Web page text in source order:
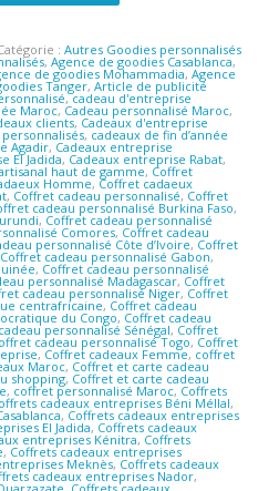
: Autres Goodies personnalisés
, Agence de goodies Casablanca,
de goodies Mohammadia, Agence
Tanger, Article de publicité
,cadeau d'entreprise
Maroc, Cadeau personnalisé Maroc,
clients, Cadeaux d'entreprise
, cadeaux de fin d’année
Agadir, Cadeaux entreprise
El Jadida, Cadeaux entreprise Rabat,
haut de gamme, Coffret
Homme, Coffret cadaeux
, Coffret cadeau personnalisé, Coffret
cadeau personnalisé Burkina Faso,
, Coffret cadeau personnalisé
Comores, Coffret cadeau
personnalisé Côte d’Ivoire, Coffret
Coffret cadeau personnalisé Gabon,
, Coffret cadeau personnalisé
personnalisé Madagascar, Coffret
cadeau personnalisé Niger, Coffret
centrafricaine, Coffret cadeau
du Congo, Coffret cadeau
personnalisé Sénégal, Coffret
cadeau personnalisé Togo, Coffret
, Coffret cadeaux Femme, coffret
Maroc, Coffret et carte cadeau
shopping, Coffret et carte cadeau
, coffret personnalisé Maroc, Coffrets
cadeaux entreprises Béni Méllal,
, Coffrets cadeaux entreprises
El Jadida, Coffrets cadeaux
entreprises Kénitra, Coffrets
, Coffrets cadeaux entreprises
Meknès, Coffrets cadeaux
cadeaux entreprises Nador,